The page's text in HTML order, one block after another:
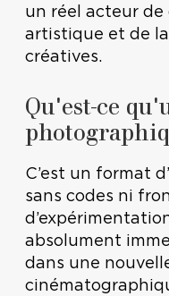
un réel acteur
artistique et de
créatives.
Qu'est-ce
C’est un format
sans codes ni
absolument
dans une